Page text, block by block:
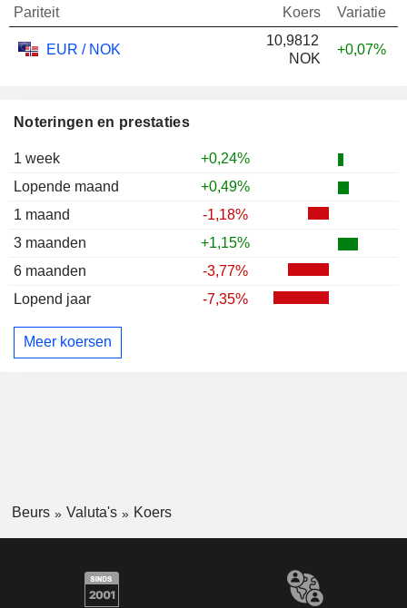
Pariteit Koers Variatie
EUR / NOK
10,9812
NOK
+0,07%
Noteringen en prestaties
1 week
+0,24%
Lopende maand
+0,49%
1 maand
-1,18%
3 maanden
+1,15%
6 maanden
-3,77%
Lopend jaar
-7,35%
Meer koersen
Beurs Valuta's Koers